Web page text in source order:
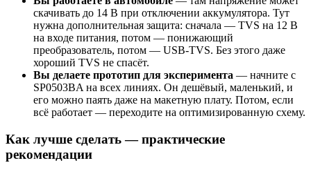
скачивать до 14 В при отключении аккумулятора. Тут
нужна дополнительная защита: сначала — TVS на 12 В
на входе питания, потом — понижающий
преобразователь, потом — USB-TVS. Без этого даже
хороший TVS не спасёт.
Вы делаете прототип для эксперимента — начните с
SP0503BA на всех линиях. Он дешёвый, маленький, и
его можно паять даже на макетную плату. Потом, если
всё работает — переходите на оптимизированную схему.
Как лучше сделать — практические
рекомендации